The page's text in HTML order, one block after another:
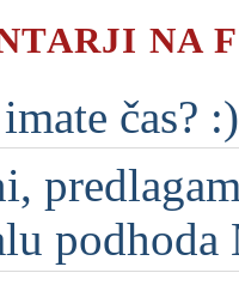
NA
čas?